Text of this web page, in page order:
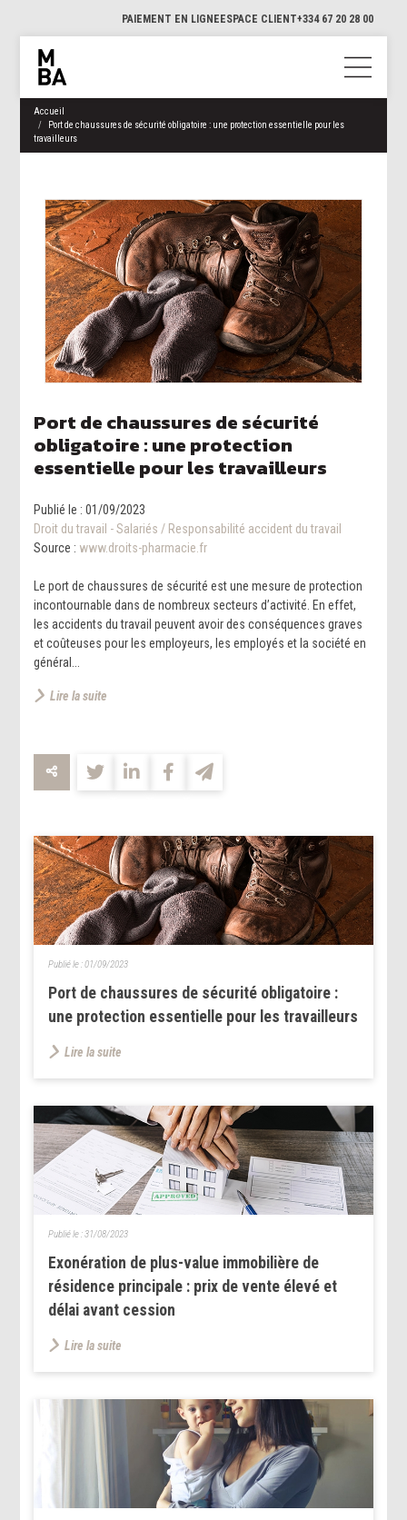
PAIEMENT EN LIGNEESPACE CLIENT+334 67 20 28 00
Accueil
Port de chaussures de sécurité obligatoire : une protection essentielle pour les
travailleurs
Port de chaussures de sécurité
obligatoire : une protection
essentielle pour les travailleurs
Publié le :01/09/2023
Droit du travail - Salariés / Responsabilité accident du travail
Source : www.droits-pharmacie.fr
Le port de chaussures de sécurité est une mesure de protection
incontournable dans de nombreux secteurs d’activité. En effet,
les accidents du travail peuvent avoir des conséquences graves
et coûteuses pour les employeurs, les employés et la société en
général...
Lire la suite
Port de chaussures de sécurité obligatoire :
une protection essentielle pour les travailleurs
Publié le :01/09/2023
Lire la suite
Exonération de plus-value immobilière de
résidence principale : prix de vente élevé et
délai avant cession
Publié le :31/08/2023
Lire la suite